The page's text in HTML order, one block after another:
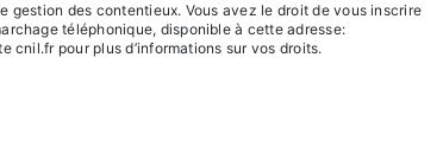
gestion des contentieux. Vous avez le droit de vous inscrire
téléphonique, disponible à cette adresse:
cnil.fr pour plus d’informations sur vos droits.